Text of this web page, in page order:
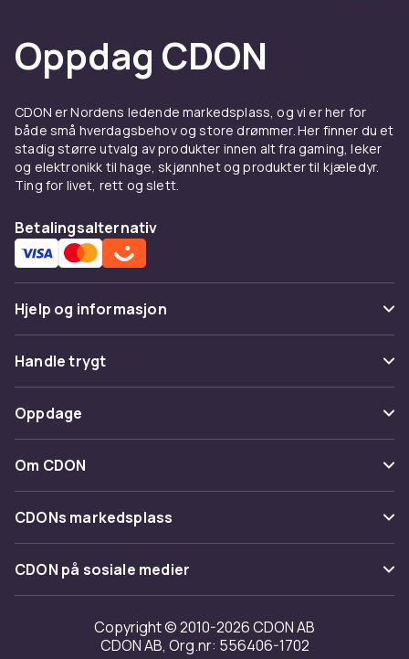
Oppdag CDON
CDON er Nordens ledende markedsplass, og vi er her for
både små hverdagsbehov og store drømmer. Her finner du et
stadig større utvalg av produkter innen alt fra gaming, leker
og elektronikk til hage, skjønnhet og produkter til kjæledyr.
Ting for livet, rett og slett.
Betalingsalternativ
Hjelp og informasjon
Vanlige spørsmål
Spor pakke
Angre & returner her
Kontakt oss
Handle trygt
Betaling
Levering
Tilbakekallinger
Oppdage
Kategorier
Varemerker
Om CDON
Om oss
Kundeanmeldelser
Jobbe på CDON
Investor relations
CDONs markedsplass
Merchant Help Center
CDON på sosiale medier
Copyright © 2010-2026 CDON AB
CDON AB, Org.nr: 556406-1702